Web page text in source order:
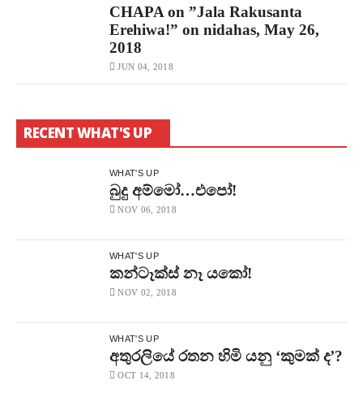
CHAPA on ”Jala Rakusanta
Erehiwa!” on nidahas, May 26,
2018
JUN 04, 2018
RECENT WHAT'S UP
WHAT'S UP
බුදු අම්මෝ…එපෝ!
NOV 06, 2018
WHAT'S UP
කන්ටෑක්ස් නෑ යකෝ!
NOV 02, 2018
WHAT'S UP
අතුරලියේ රතන හිමි යනු ‘කුමක් ද’?
OCT 14, 2018